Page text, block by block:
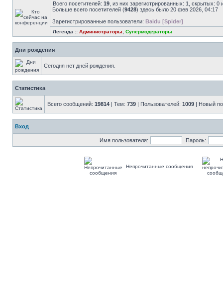
Всего посетителей: 19 , из них зарегистрированных: 1, скрытых:
Больше всего посетителей (9428) здесь было 20 фев 2026, 04:17
Зарегистрированные пользователи: Baidu [Spider]
Легенда :: Администраторы Супермодераторы
Дни рождения
Сегодня нет дней рождения.
Статистика
Всего сообщений: 19814 | Тем: 739 | Пользователей: 1009 | Новый
Вход
Имя пользователя: Пароль:
Непрочитанные сообщения